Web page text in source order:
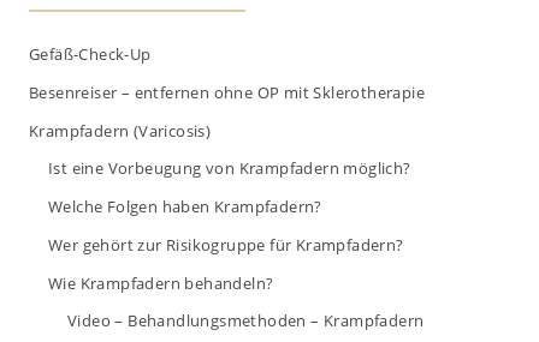
Gefäß-Check-Up
Besenreiser – entfernen ohne OP mit Sklerotherapie
Krampfadern (Varicosis)
Ist eine Vorbeugung von Krampfadern möglich?
Welche Folgen haben Krampfadern?
Wer gehört zur Risikogruppe für Krampfadern?
Wie Krampfadern behandeln?
Video – Behandlungsmethoden – Krampfadern